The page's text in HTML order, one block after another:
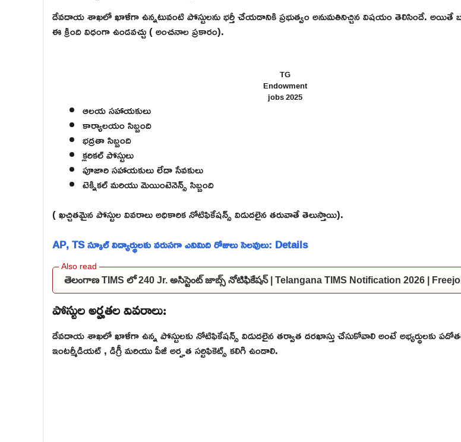
దేవదాయ శాఖలో ఖాళీగా ఉన్నటువంటి పోస్టులను భర్తీ చేయడానికి ప్రభుత్వం అనుమతినిచ్చిన విషయం తెలిసిందే. అయితే
ఈ క్రింది విధంగా ఉండవచ్చు ( అంచనాల ప్రకారం).
TG
Endowment
jobs 2025
ఆలయ సహాయకులు
కార్యాలయం సిబ్బంది
భద్రతా సిబ్బంది
క్లరికల్ పోస్టులు
పూజారి సహాయకులు లేదా సేవకులు
టెక్నికల్ మరియు మెయింటెనెన్స్ సిబ్బంది
( ఖచ్చితమైన పోస్టుల వివరాలు అధికారిక నోటిఫికేషన్స్ విడుదలైన తరువాతే తెలుస్తాయి).
AP, TS స్కూల్ విద్యార్థులకు వరుసగా ఎనిమిది రోజులు సెలవులు: Details
తెలంగాణ TIMS లో 240 Jr. అసిస్టెంట్ జాబ్స్ నోటిఫికేషన్ | Telangana TIMS Notification 2026 |
పోస్టుల అర్హతల వివరాలు:
దేవదాయ శాఖలో ఖాళీగా ఉన్న పోస్టులకు నోటిఫికేషన్స్ విడుదలైన తర్వాత దరఖాస్తు చేసుకోవాలి అంటే అభ్యర్థులకు
ఇంటర్మీడియట్ , డిగ్రీ మరియు పీజీ అర్హత సర్టిఫికెట్స్ కలిగి ఉండాలి.